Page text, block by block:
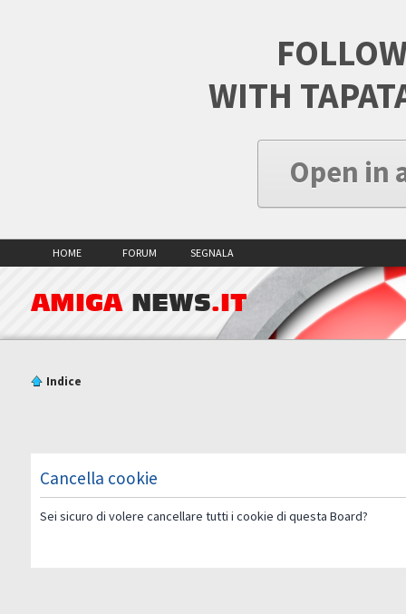
WITH
Open in
HOME FORUM SEGNALA
AMIGA NEWS.IT
Indice
Cancella cookie
Sei sicuro di volere cancellare tutti i cookie di questa Board?